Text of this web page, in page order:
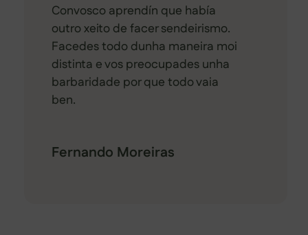
Convosco aprendín que había
outro xeito de facer sendeirismo.
Facedes todo dunha maneira moi
distinta e vos preocupades unha
barbaridade por que todo vaia
ben.
Fernando Moreiras